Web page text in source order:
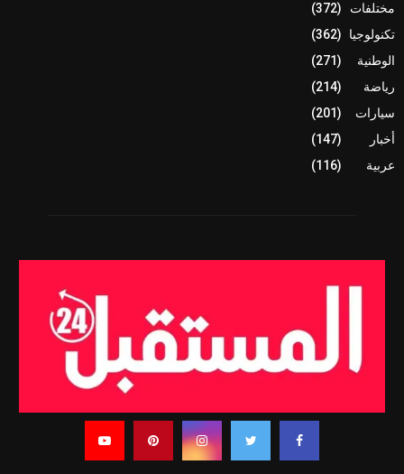
مختلفات
(372)
تكنولوجيا
(362)
الوطنية
(271)
رياضة
(214)
سيارات
(201)
أخبار
(147)
عربية
(116)